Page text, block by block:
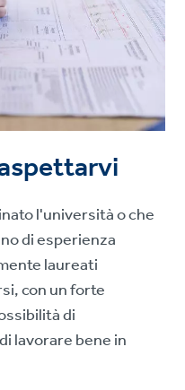
l'università o che
di esperienza
laureati
con un forte
di
lavorare bene in